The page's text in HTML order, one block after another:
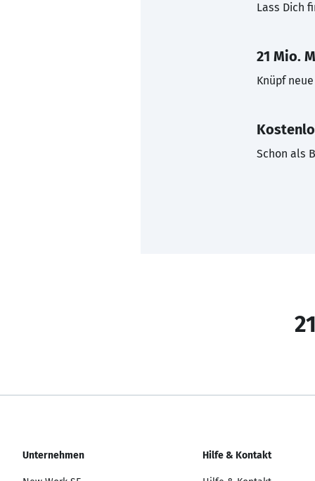
Lass Dich
21 Mio.
Knüpf
Schon als
Unternehmen Hilfe & Kontakt